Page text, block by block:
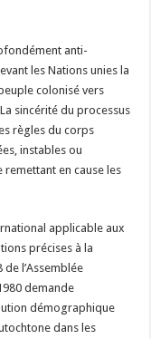
anti-
les Nations unies la
colonisé vers
sincérité du processus
règles du corps
instables ou
en cause les
applicable aux
précises à la
l’Assemblée
demande
démographique
dans les